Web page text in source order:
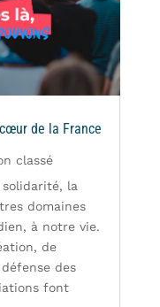
de la France
classé
la
domaines
à notre vie.
de
des
font